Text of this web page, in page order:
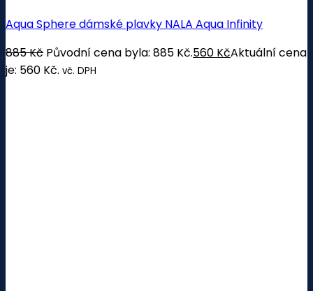
Aqua Sphere dámské plavky NALA Aqua Infinity
885Kč Původní cena byla: 885 Kč.560 KčAktuální cena
je: 560 Kč. vč. DPH